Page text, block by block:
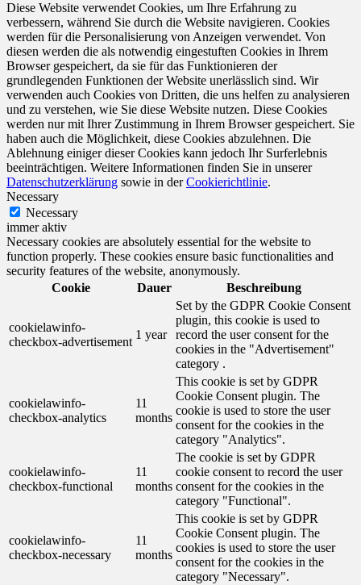
Diese Website verwendet Cookies, um Ihre Erfahrung zu
verbessern, während Sie durch die Website navigieren. Cookies
werden für die Personalisierung von Anzeigen verwendet. Von
diesen werden die als notwendig eingestuften Cookies in Ihrem
Browser gespeichert, da sie für das Funktionieren der
grundlegenden Funktionen der Website unerlässlich sind. Wir
verwenden auch Cookies von Dritten, die uns helfen zu analysieren
und zu verstehen, wie Sie diese Website nutzen. Diese Cookies
werden nur mit Ihrer Zustimmung in Ihrem Browser gespeichert. Sie
haben auch die Möglichkeit, diese Cookies abzulehnen. Die
Ablehnung einiger dieser Cookies kann jedoch Ihr Surferlebnis
beeinträchtigen. Weitere Informationen finden Sie in unserer
Datenschutzerklärung sowie in derCookierichtlinie.
Necessary
Necessary
immer aktiv
Necessary cookies are absolutely essential for the website to
function properly. These cookies ensure basic functionalities and
security features of the website, anonymously.
Cookie
Dauer Beschreibung
cookielawinfo-
checkbox-advertisement
1 year
Set by the GDPR Cookie Consent
plugin, this cookie is used to
record the user consent for the
cookies in the "Advertisement"
category .
cookielawinfo-
checkbox-analytics
11
months
This cookie is set by GDPR
Cookie Consent plugin. The
cookie is used to store the user
consent for the cookies in the
category "Analytics".
cookielawinfo-
checkbox-functional
11
months
The cookie is set by GDPR
cookie consent to record the user
consent for the cookies in the
category "Functional".
cookielawinfo-
checkbox-necessary
11
months
This cookie is set by GDPR
Cookie Consent plugin. The
cookies is used to store the user
consent for the cookies in the
category "Necessary".